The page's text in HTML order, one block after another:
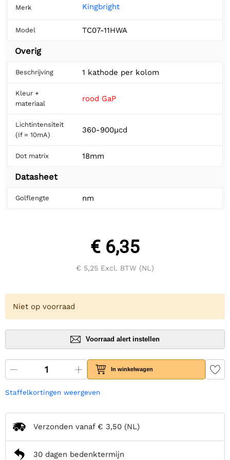
Merk Kingbright
Model TC07-11HWA
Overig
Beschrijving 1 kathode per kolom
Kleur +
materiaal
rood GaP
Lichtintensiteit
(If = 10mA)
360-900µcd
Dot matrix 18mm
Datasheet
Golflengte nm
€ 6,35
€ 5,25 Excl. BTW (NL)
Niet op voorraad
Voorraad alert instellen
In winkelwagen
Staffelkortingen weergeven
Verzonden vanaf € 3,50 (NL)
30 dagen bedenktermijn